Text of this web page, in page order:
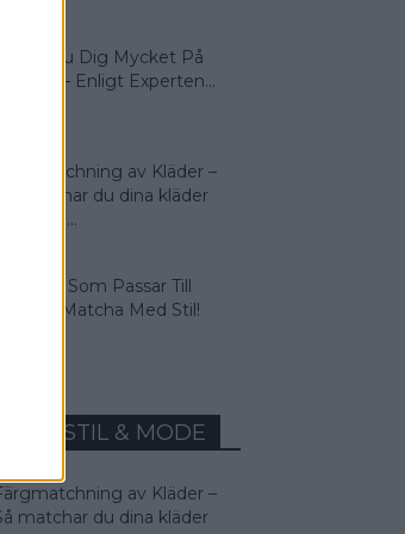
Så Lär Du Dig Mycket På
Kort Tid – Enligt Experten...
Färgmatchning av Kläder –
Så matchar du dina kläder
rätt! Man...
4 Färger Som Passar Till
Beige – Matcha Med Stil!
STIL & MODE
av Kläder –
matchar du dina kläder